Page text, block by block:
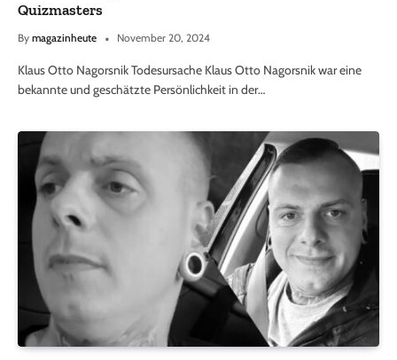
Quizmasters
By magazinheute November 20, 2024
Klaus Otto Nagorsnik Todesursache Klaus Otto Nagorsnik war eine
bekannte und geschätzte Persönlichkeit in der…